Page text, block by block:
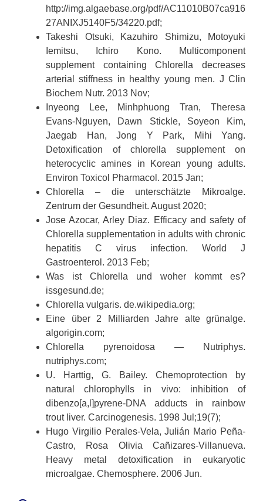
http://img.algaebase.org/pdf/AC11010B07ca916
27ANIXJ5140F5/34220.pdf;
Takeshi Otsuki, Kazuhiro Shimizu, Motoyuki
Iemitsu, Ichiro Kono. Multicomponent
supplement containing Chlorella decreases
arterial stiffness in healthy young men. J Clin
Biochem Nutr. 2013 Nov;
Inyeong Lee, Minhphuong Tran, Theresa
Evans-Nguyen, Dawn Stickle, Soyeon Kim,
Jaegab Han, Jong Y Park, Mihi Yang.
Detoxification of chlorella supplement on
heterocyclic amines in Korean young adults.
Environ Toxicol Pharmacol. 2015 Jan;
Chlorella – die unterschätzte Mikroalge.
Zentrum der Gesundheit. August 2020;
Jose Azocar, Arley Diaz. Efficacy and safety of
Chlorella supplementation in adults with chronic
hepatitis C virus infection. World J
Gastroenterol. 2013 Feb;
Was ist Chlorella und woher kommt es?
issgesund.de;
Chlorella vulgaris. de.wikipedia.org;
Eine über 2 Milliarden Jahre alte grünalge.
algorigin.com;
Chlorella pyrenoidosa — Nutriphys.
nutriphys.com;
U. Harttig, G. Bailey. Chemoprotection by
natural chlorophylls in vivo: inhibition of
dibenzo[a,l]pyrene-DNA adducts in rainbow
trout liver. Carcinogenesis. 1998 Jul;19(7);
Hugo Virgilio Perales-Vela, Julián Mario Peña-
Castro, Rosa Olivia Cañizares-Villanueva.
Heavy metal detoxification in eukaryotic
microalgae. Chemosphere. 2006 Jun.